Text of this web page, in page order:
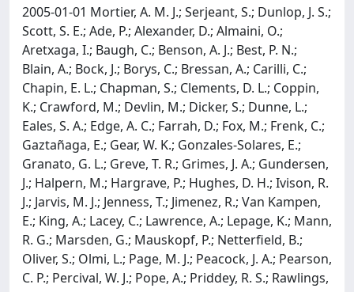
2005-01-01 Mortier, A. M. J.; Serjeant, S.; Dunlop, J. S.;
Scott, S. E.; Ade, P.; Alexander, D.; Almaini, O.;
Aretxaga, I.; Baugh, C.; Benson, A. J.; Best, P. N.;
Blain, A.; Bock, J.; Borys, C.; Bressan, A.; Carilli, C.;
Chapin, E. L.; Chapman, S.; Clements, D. L.; Coppin,
K.; Crawford, M.; Devlin, M.; Dicker, S.; Dunne, L.;
Eales, S. A.; Edge, A. C.; Farrah, D.; Fox, M.; Frenk, C.;
Gaztañaga, E.; Gear, W. K.; Gonzales-Solares, E.;
Granato, G. L.; Greve, T. R.; Grimes, J. A.; Gundersen,
J.; Halpern, M.; Hargrave, P.; Hughes, D. H.; Ivison, R.
J.; Jarvis, M. J.; Jenness, T.; Jimenez, R.; Van Kampen,
E.; King, A.; Lacey, C.; Lawrence, A.; Lepage, K.; Mann,
R. G.; Marsden, G.; Mauskopf, P.; Netterfield, B.;
Oliver, S.; Olmi, L.; Page, M. J.; Peacock, J. A.; Pearson,
C. P.; Percival, W. J.; Pope, A.; Priddey, R. S.; Rawlings,